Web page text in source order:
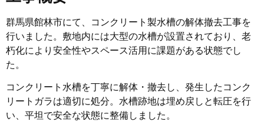
群馬県館林市にて、コンクリート製水槽の解体撤去工事を
行いました。敷地内には大型の水槽が設置されており、老
朽化により安全性やスペース活用に課題がある状態でし
た。
コンクリート水槽を丁寧に解体・撤去し、発生したコンク
リートガラは適切に処分。水槽跡地は埋め戻しと転圧を行
い、平坦で安全な状態に整備しました。